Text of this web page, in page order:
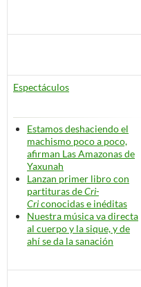
Espectáculos
Estamos deshaciendo el
machismo poco a poco,
afirman Las Amazonas de
Yaxunah
Lanzan primer libro con
partituras deCri-
Criconocidas e inéditas
Nuestra música va directa
al cuerpo y la sique, y de
ahí se da la sanación